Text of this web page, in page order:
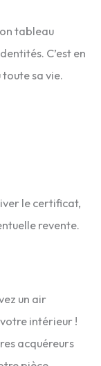
tableau
C’est en
sa vie.
le certificat,
revente.
un air
intérieur !
acquéreurs